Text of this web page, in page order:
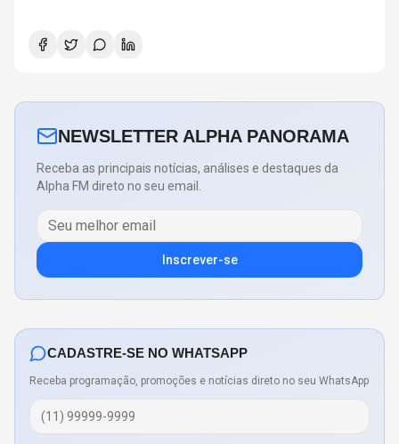
NEWSLETTER ALPHA PANORAMA
Receba as principais notícias, análises e destaques da
Alpha FM direto no seu email.
Inscrever-se
CADASTRE-SE NO WHATSAPP
Receba programação, promoções e notícias direto no seu WhatsApp